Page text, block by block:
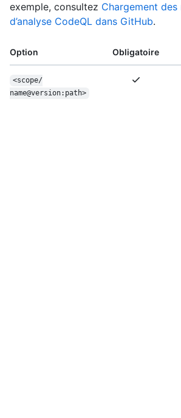
exemple, consultez Chargement des
d’analyse CodeQL dans GitHub.
Option Obligatoire
<scope/
name@version:path>